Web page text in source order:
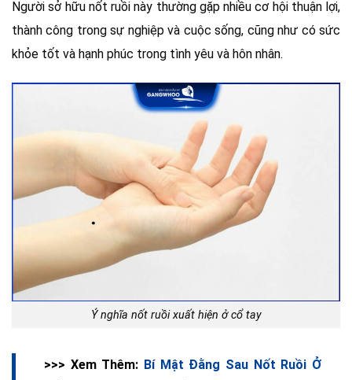
Người sở hữu nốt ruồi này thường gặp nhiều cơ hội thuận lợi,
thành công trong sự nghiệp và cuộc sống, cũng như có sức
khỏe tốt và hạnh phúc trong tình yêu và hôn nhân.
Ý nghĩa nốt ruồi xuất hiện ở cổ tay
>>> Xem Thêm: Bí Mật Đằng Sau Nốt Ruồi Ở